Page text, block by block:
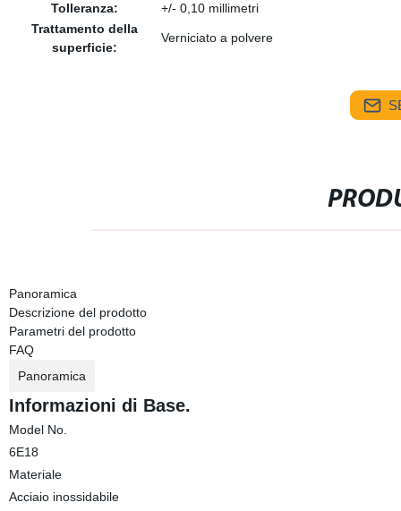
Tolleranza:
+/- 0,10 millimetri
Trattamento della
superficie:
Verniciato a polvere
Panoramica
Descrizione del prodotto
Parametri del prodotto
FAQ
Panoramica
Informazioni di Base.
Model No.
6E18
Materiale
Acciaio inossidabile